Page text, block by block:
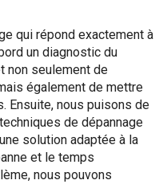
qui répond exactement à
un diagnostic du
non seulement de
également de mettre
Ensuite, nous puisons de
de dépannage
solution adaptée à la
et le temps
nous pouvons